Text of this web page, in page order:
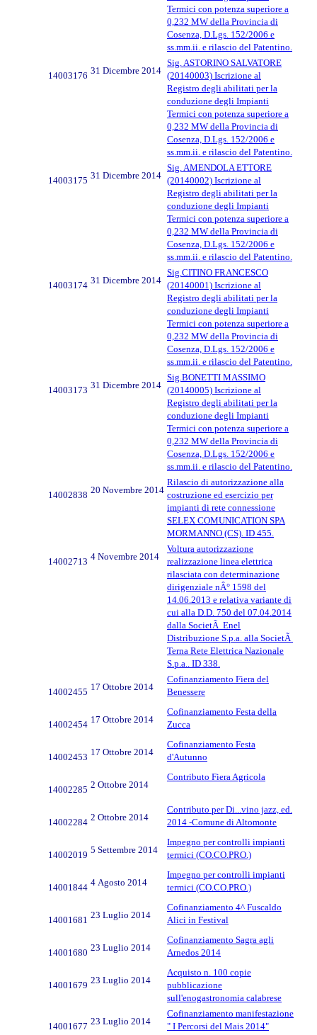
Termici con potenza superiore a
0,232 MW della Provincia di
Cosenza, D.Lgs. 152/2006 e
ss.mm.ii. e rilascio del Patentino.
14003176 31 Dicembre 2014
Sig. ASTORINO SALVATORE
(20140003) Iscrizione al
Registro degli abilitati per la
conduzione degli Impianti
Termici con potenza superiore a
0,232 MW della Provincia di
Cosenza, D.Lgs. 152/2006 e
ss.mm.ii. e rilascio del Patentino.
14003175 31 Dicembre 2014
Sig. AMENDOLA ETTORE
(20140002) Iscrizione al
Registro degli abilitati per la
conduzione degli Impianti
Termici con potenza superiore a
0,232 MW della Provincia di
Cosenza, D.Lgs. 152/2006 e
ss.mm.ii. e rilascio del Patentino.
14003174 31 Dicembre 2014
Sig.CITINO FRANCESCO
(20140001) Iscrizione al
Registro degli abilitati per la
conduzione degli Impianti
Termici con potenza superiore a
0,232 MW della Provincia di
Cosenza, D.Lgs. 152/2006 e
ss.mm.ii. e rilascio del Patentino.
14003173 31 Dicembre 2014
Sig.BONETTI MASSIMO
(20140005) Iscrizione al
Registro degli abilitati per la
conduzione degli Impianti
Termici con potenza superiore a
0,232 MW della Provincia di
Cosenza, D.Lgs. 152/2006 e
ss.mm.ii. e rilascio del Patentino.
14002838 20 Novembre 2014
Rilascio di autorizzazione alla
costruzione ed esercizio per
impianti di rete connessione
SELEX COMUNICATION SPA
MORMANNO (CS). ID 455.
14002713 4 Novembre 2014
Voltura autorizzazione
realizzazione linea elettrica
rilasciata con determinazione
dirigenziale nÂ° 1598 del
14.06.2013 e relativa variante di
cui alla D.D. 750 del 07.04.2014
dalla SocietÃ Enel
Distribuzione S.p.a. alla SocietÃ
Terna Rete Elettrica Nazionale
S.p.a.. ID 338.
14002455 17 Ottobre 2014
Cofinanziamento Fiera del
Benessere
14002454 17 Ottobre 2014
Cofinanziamento Festa della
Zucca
14002453 17 Ottobre 2014
Cofinanziamento Festa
d'Autunno
14002285 2 Ottobre 2014
Contributo Fiera Agricola
14002284 2 Ottobre 2014
Contributo per Di...vino jazz, ed.
2014 -Comune di Altomonte
14002019 5 Settembre 2014
Impegno per controlli impianti
termici (CO.CO.PRO.)
14001844 4 Agosto 2014
Impegno per controlli impianti
termici (CO.CO.PRO.)
14001681 23 Luglio 2014
Cofinanziamento 4^ Fuscaldo
Alici in Festival
14001680 23 Luglio 2014
Cofinanziamento Sagra agli
Arnedos 2014
14001679 23 Luglio 2014
Acquisto n. 100 copie
pubblicazione
sull'enogastronomia calabrese
14001677 23 Luglio 2014
Cofinanziamento manifestazione
" I Percorsi del Mais 2014"